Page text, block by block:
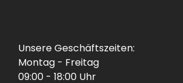
Unsere Geschäftszeiten:
Montag - Freitag
09:00 - 18:00 Uhr